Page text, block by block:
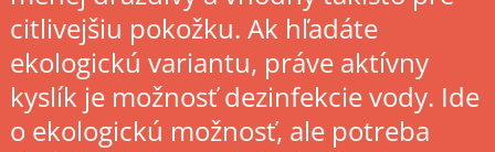
citlivejšiu pokožku. Ak hľadáte
ekologickú variantu, práve aktívny
kyslík je možnosť dezinfekcie vody. Ide
o ekologickú možnosť, ale potreba